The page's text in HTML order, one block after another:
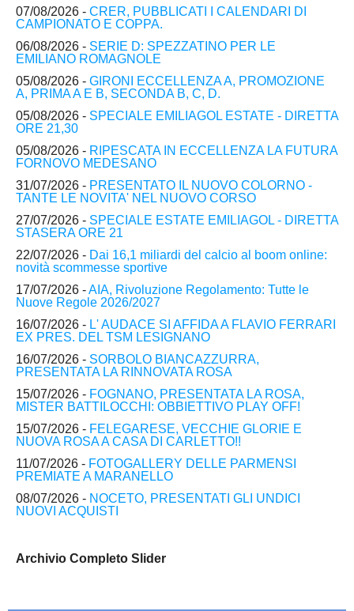
07/08/2026 - CRER, PUBBLICATI I CALENDARI DI
CAMPIONATO E COPPA.
06/08/2026 - SERIE D: SPEZZATINO PER LE
EMILIANO ROMAGNOLE
05/08/2026 - GIRONI ECCELLENZA A, PROMOZIONE
A, PRIMA A E B, SECONDA B, C, D.
05/08/2026 - SPECIALE EMILIAGOL ESTATE - DIRETTA
ORE 21,30
05/08/2026 - RIPESCATA IN ECCELLENZA LA FUTURA
FORNOVO MEDESANO
31/07/2026 - PRESENTATO IL NUOVO COLORNO -
TANTE LE NOVITA' NEL NUOVO CORSO
27/07/2026 - SPECIALE ESTATE EMILIAGOL - DIRETTA
STASERA ORE 21
22/07/2026 - Dai 16,1 miliardi del calcio al boom online:
novità scommesse sportive
17/07/2026 -AIA, Rivoluzione Regolamento: Tutte le
Nuove Regole 2026/2027
16/07/2026 - L' AUDACE SI AFFIDA A FLAVIO FERRARI
EX PRES. DEL TSM LESIGNANO
16/07/2026 - SORBOLO BIANCAZZURRA,
PRESENTATA LA RINNOVATA ROSA
15/07/2026 - FOGNANO, PRESENTATA LA ROSA,
MISTER BATTILOCCHI: OBBIETTIVO PLAY OFF!
15/07/2026 - FELEGARESE, VECCHIE GLORIE E
NUOVA ROSA A CASA DI CARLETTO!!
11/07/2026 - FOTOGALLERY DELLE PARMENSI
PREMIATE A MARANELLO
08/07/2026 - NOCETO, PRESENTATI GLI UNDICI
NUOVI ACQUISTI
Archivio Completo Slider